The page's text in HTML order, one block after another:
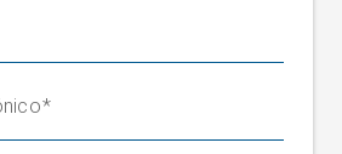
potencia de velocidad variable.
Parte 5-2: Requisitos de seguridad.